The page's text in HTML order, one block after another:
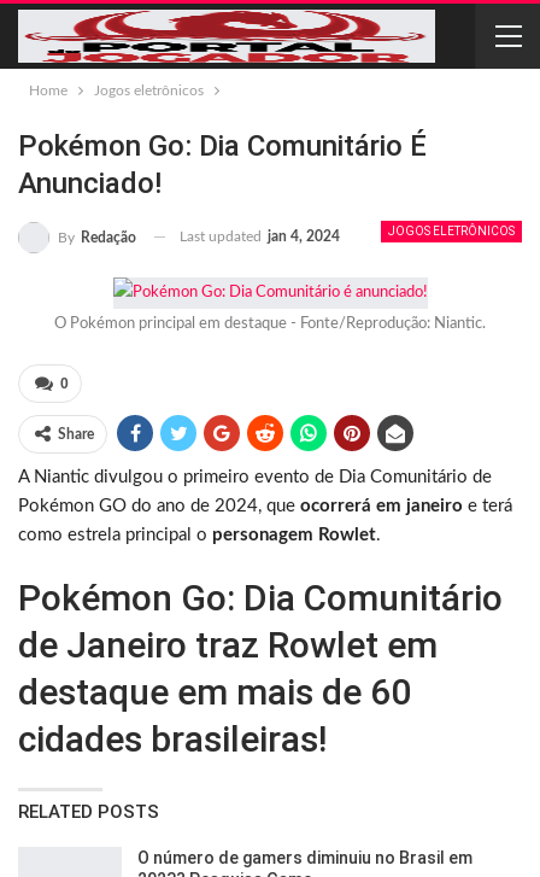
Home Jogos eletrônicos
Pokémon Go: Dia Comunitário É
Anunciado!
JOGOS ELETRÔNICOS
By Redação Last updated jan 4, 2024
O Pokémon principal em destaque - Fonte/Reprodução: Niantic.
0
Share
A Niantic divulgou o primeiro evento de Dia Comunitário de
Pokémon GO do ano de 2024, que ocorrerá em janeiro e terá
como estrela principal o personagem Rowlet.
Pokémon Go: Dia Comunitário
de Janeiro traz Rowlet em
destaque em mais de 60
cidades brasileiras!
RELATED POSTS
O número de gamers diminuiu no Brasil em